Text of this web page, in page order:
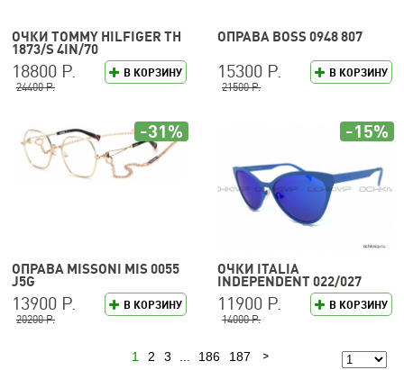
ОЧКИ TOMMY HILFIGER TH
1873/S 4IN/70
В КОРЗИНУ
18800 Р.
24400 Р.
ОПРАВА BOSS 0948 807
В КОРЗИНУ
15300 Р.
21500 Р.
ОПРАВА MISSONI MIS 0055
J5G
В КОРЗИНУ
13900 Р.
20200 Р.
-31%
ОЧКИ ITALIA
INDEPENDENT 022/027
В КОРЗИНУ
11900 Р.
14000 Р.
-15%
1 2 3 186 187